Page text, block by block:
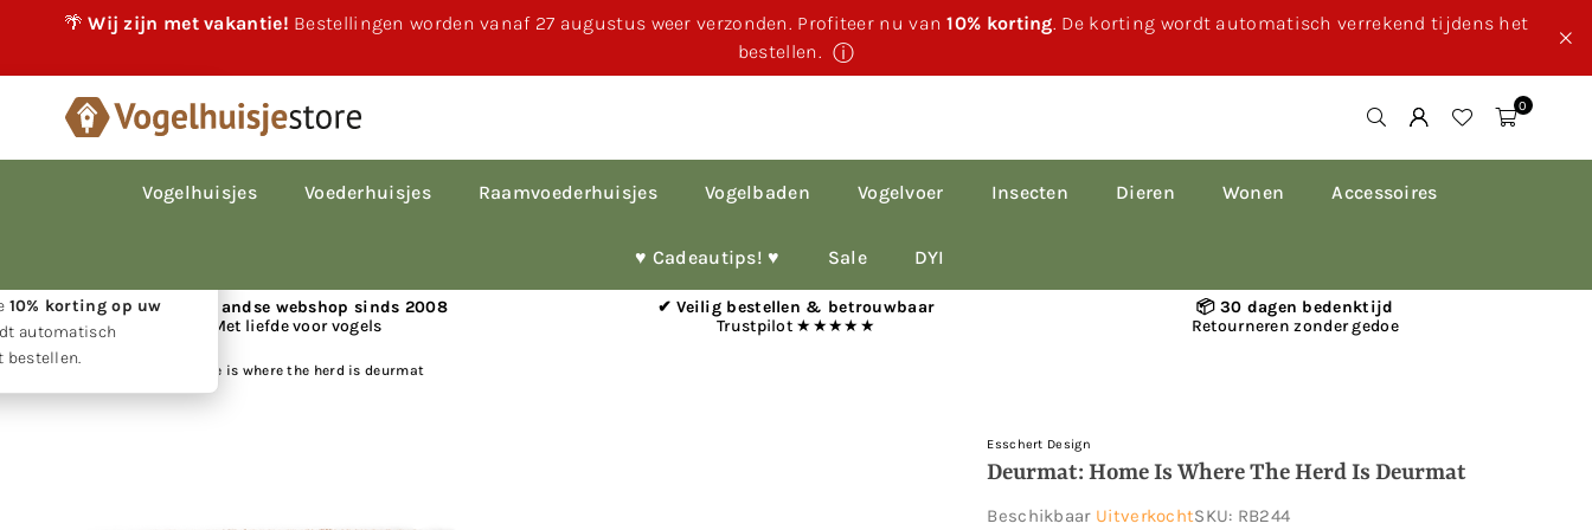
🌴Wij zijn met vakantie! Bestellingen worden vanaf 27 augustus weer verzonden. Profiteer nu van10% korting. De korting wordt automatisch verrekend tijdens het
bestellen. ⓘ
×
gewoon
bestellingen worden
10% korting op uw
automatisch
bestellen.
0
Vogelhuisjes Voederhuisjes Raamvoederhuisjes Vogelbaden Vogelvoer Insecten Dieren Wonen Accessoires
♥︎ Cadeautips! ♥︎ Sale DYI
📍 Nederlandse webshop sinds 2008
Met liefde voor vogels
✔ Veilig bestellen & betrouwbaar
Trustpilot ★★★★★
📦 30 dagen bedenktijd
Retourneren zonder gedoe
Deurmat: Home is where the herd is deurmat
Esschert Design
Deurmat: Home Is Where The Herd Is Deurmat
Beschikbaar UitverkochtSKU: RB244